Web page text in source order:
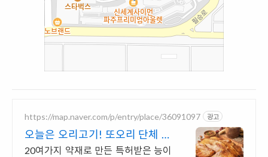
https://map.naver.com/p/entry/place/36091097 광고
오늘은 오리고기! 또오리 단체 모
임, 회식 룸완비
20여가지 약재로 만든 특허받은 능이